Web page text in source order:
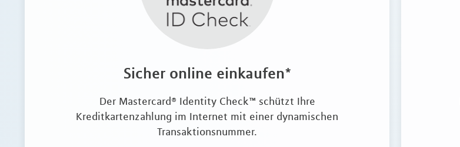
Sicher online einkaufen*
Der Mastercard® Identity Check™ schützt Ihre
Kreditkartenzahlung im Internet mit einer dynamischen
Transaktionsnummer.